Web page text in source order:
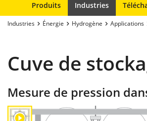
Produits Industries
Industries Énergie Hydrogène Applications
Cuve de
Mesure de pression